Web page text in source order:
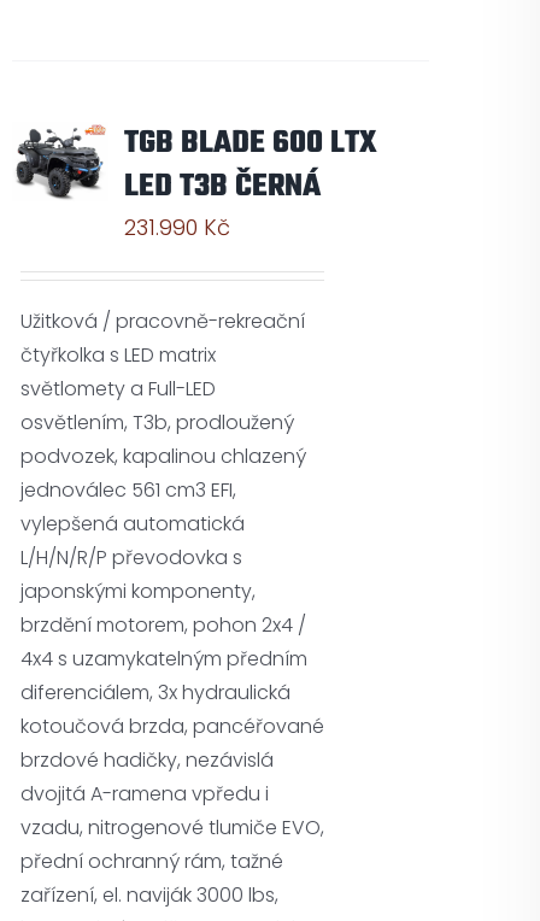
TGB BLADE 600 LTX
LED T3B ČERNÁ
231.990 Kč
Užitková / pracovně-rekreační
čtyřkolka s LED matrix
světlomety a Full-LED
osvětlením, T3b, prodloužený
podvozek, kapalinou chlazený
jednoválec 561 cm3 EFI,
vylepšená automatická
L/H/N/R/P převodovka s
japonskými komponenty,
brzdění motorem, pohon 2x4 /
4x4 s uzamykatelným předním
diferenciálem, 3x hydraulická
kotoučová brzda, pancéřované
brzdové hadičky, nezávislá
dvojitá A-ramena vpředu i
vzadu, nitrogenové tlumiče EVO,
přední ochranný rám, tažné
zařízení, el. naviják 3000 lbs,